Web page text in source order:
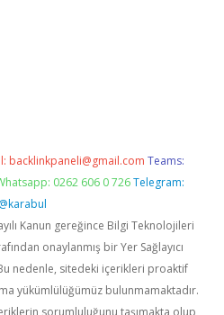
backlinkpaneli@gmail.com Teams:
0262 606 0 726 Telegram:
@karabul
Kanun gereğince Bilgi Teknolojileri
onaylanmış bir Yer Sağlayıcı
nedenle, sitedeki içerikleri proaktif
yükümlülüğümüz bulunmamaktadır.
sorumluluğunu taşımakta olup,